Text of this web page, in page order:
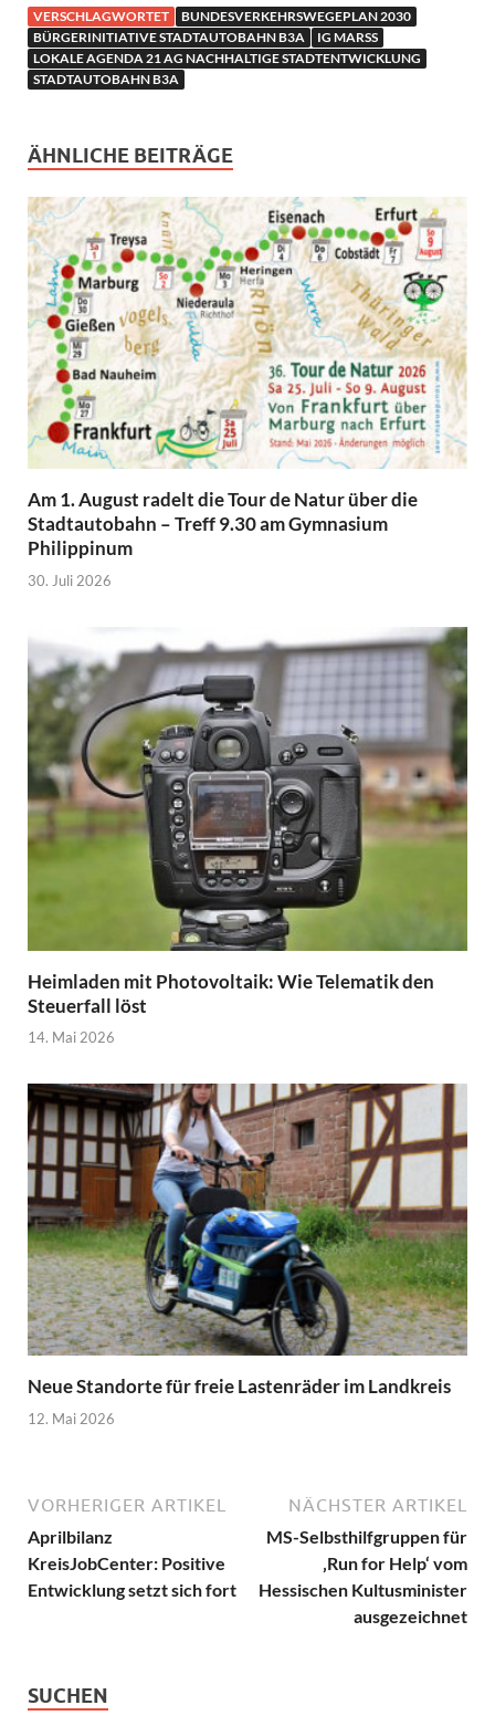
VERSCHLAGWORTET
BUNDESVERKEHRSWEGEPLAN 2030
BÜRGERINITIATIVE STADTAUTOBAHN B3A
IG MARSS
LOKALE AGENDA 21 AG NACHHALTIGE STADTENTWICKLUNG
STADTAUTOBAHN B3A
ÄHNLICHE BEITRÄGE
Am 1. August radelt die Tour de Natur über die
Stadtautobahn – Treff 9.30 am Gymnasium
Philippinum
30. Juli 2026
Heimladen mit Photovoltaik: Wie Telematik den
Steuerfall löst
14. Mai 2026
Neue Standorte für freie Lastenräder im Landkreis
12. Mai 2026
VORHERIGER ARTIKEL
Aprilbilanz
KreisJobCenter: Positive
Entwicklung setzt sich fort
NÄCHSTER ARTIKEL
MS-Selbsthilfgruppen für
‚Run for Help‘ vom
Hessischen Kultusminister
ausgezeichnet
SUCHEN